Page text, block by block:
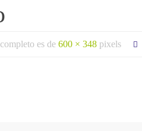
es de600 × 348 pixels